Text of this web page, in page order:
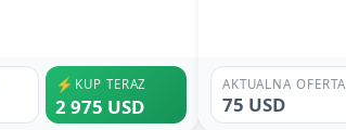
⚡ KUP TERAZ
2 975 USD
AKTUALNA OFERTA
75 USD